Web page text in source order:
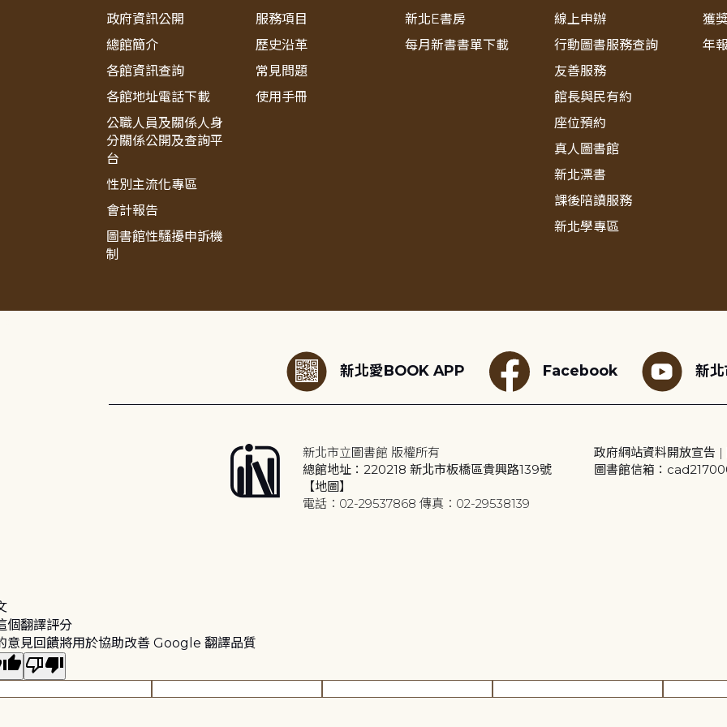
政府資訊公開
總館簡介
各館資訊查詢
各館地址電話下載
公職人員及關係人身
分關係公開及查詢平
台
性別主流化專區
會計報告
圖書館性騷擾申訴機
制
服務項目
歷史沿革
常見問題
使用手冊
新北E書房
每月新書書單下載
線上申辦
行動圖書服務查詢
友善服務
館長與民有約
座位預約
真人圖書館
新北漂書
課後陪讀服務
新北學專區
獲
年報
新北愛BOOK APP Facebook 新
新北市立圖書館 版權所有
總館地址：220218 新北市板橋區貴興路139號
【地圖】
電話：02-29537868 傳真：02-29538139
政府網站資料開放宣告 |
圖書館信箱：
個翻譯評分
意見回饋將用於協助改善 Google 翻譯品質